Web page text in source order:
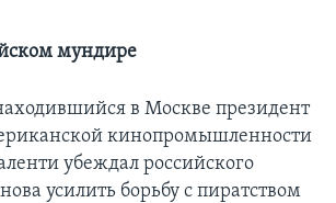
YORK
ПУТЕШЕСТВИЕ
ГОРОДКИ
мундире
в Москве президент
кинопромышленности
убеждал российского
усилить борьбу с пиратством